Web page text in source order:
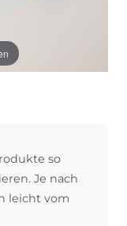
so
Je nach
leicht vom